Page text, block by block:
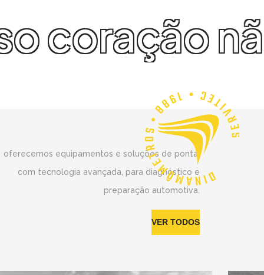
nosso
oferecemos equipamentos e soluções de ponta,
com tecnologia avançada, para diagnóstico e
preparação automotiva.
VER TODOS